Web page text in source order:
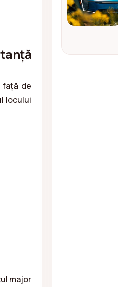
față de
locului
major